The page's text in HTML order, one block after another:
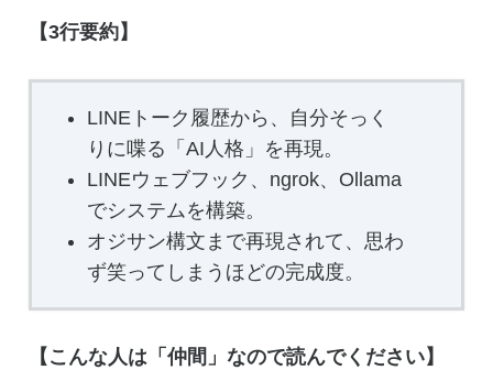
【3行要約】
LINEトーク履歴から、自分そっく
りに喋る「AI人格」を再現。
LINEウェブフック、ngrok、Ollama
でシステムを構築。
オジサン構文まで再現されて、思わ
ず笑ってしまうほどの完成度。
【こんな人は「仲間」なので読んでください】